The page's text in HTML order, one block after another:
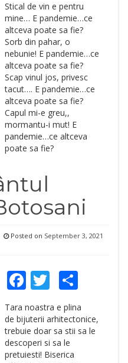
Stical de vin e pentru
mine… E pandemie…ce
altceva poate sa fie?
Sorb din pahar, o
nebunie! E pandemie…ce
altceva poate sa fie?
Scap vinul jos, privesc
tacut…. E pandemie…ce
altceva poate sa fie?
Capul mi-e greu,,
mormantu-i mut! E
pandemie…ce altceva
poate sa fie?
Posted on September 3, 2021
Facebook
TwitterShare
Tara noastra e plina
de bijuterii arhitectonice,
trebuie doar sa stii sa le
descoperi si sa le
pretuiesti! Biserica